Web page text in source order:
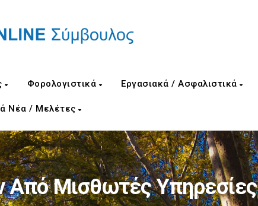
Φορολογιστικά Εργασιακά / Ασφαλιστικά
Νέα / Μελέτες
Από Μισθωτές Υπηρεσίες